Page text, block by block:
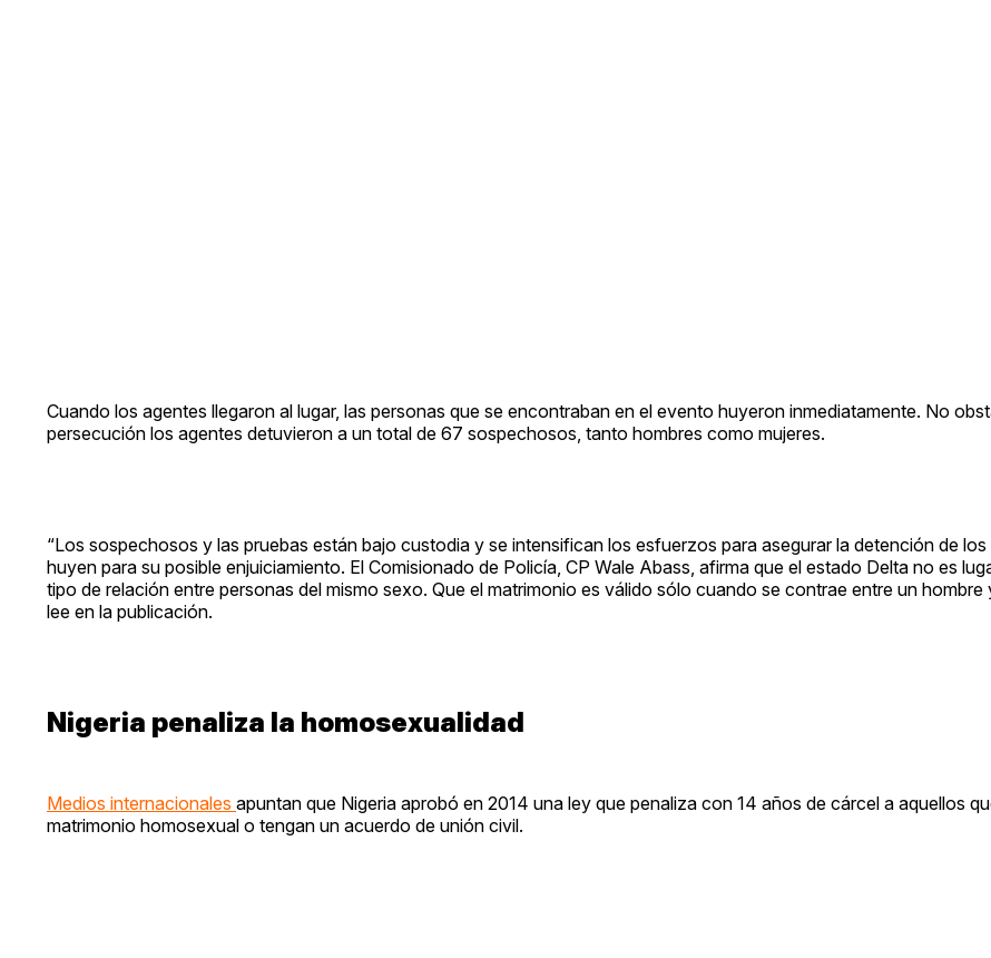
Cuando los agentes llegaron al lugar, las personas que se encontraban en el evento huyeron inmediatamente. No
persecución los agentes detuvieron a un total de 67 sospechosos, tanto hombres como mujeres.
“Los sospechosos y las pruebas están bajo custodia y se intensifican los esfuerzos para asegurar la detención de los
huyen para su posible enjuiciamiento. El Comisionado de Policía, CP Wale Abass, afirma que el estado Delta no es
tipo de relación entre personas del mismo sexo. Que el matrimonio es válido sólo cuando se contrae entre un hombre
lee en la publicación.
Nigeria penaliza la homosexualidad
Medios internacionales apuntan que Nigeria aprobó en 2014 una ley que penaliza con 14 años de cárcel a aquellos
matrimonio homosexual o tengan un acuerdo de unión civil.